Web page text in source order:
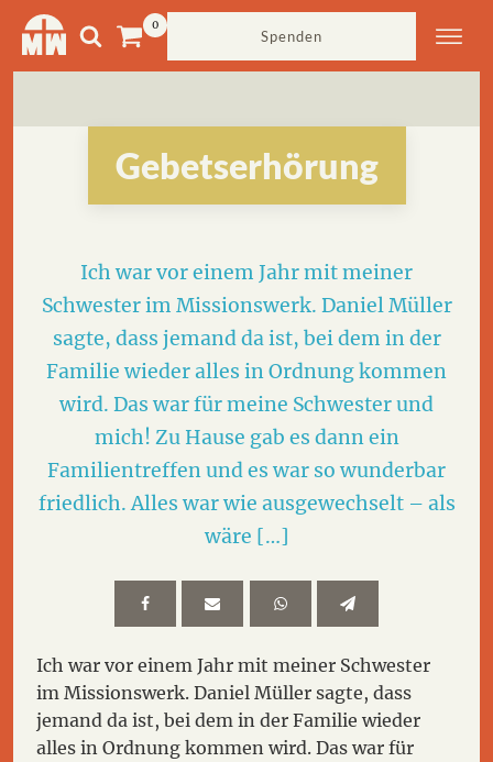
Spenden
Gebetserhörung
Ich war vor einem Jahr mit meiner
Schwester im Missionswerk. Daniel Müller
sagte, dass jemand da ist, bei dem in der
Familie wieder alles in Ordnung kommen
wird. Das war für meine Schwester und
mich! Zu Hause gab es dann ein
Familientreffen und es war so wunderbar
friedlich. Alles war wie ausgewechselt – als
wäre […]
Ich war vor einem Jahr mit meiner Schwester
im Missionswerk. Daniel Müller sagte, dass
jemand da ist, bei dem in der Familie wieder
alles in Ordnung kommen wird. Das war für